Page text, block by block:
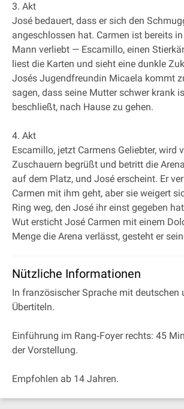
3. Akt
José bedauert, dass er sich den
angeschlossen hat. Carmen ist bereits
Mann verliebt — Escamillo, einen
liest die Karten und sieht eine dunkle
Josés Jugendfreundin Micaela kommt
sagen, dass seine Mutter schwer krank
beschließt, nach Hause zu gehen.
4. Akt
Escamillo, jetzt Carmens Geliebter, wird
Zuschauern begrüßt und betritt die
auf dem Platz, und José erscheint. Er
Carmen mit ihm geht, aber sie weigert
Ring weg, den José ihr einst gegeben
Wut ersticht José Carmen mit einem
Menge die Arena verlässt, gesteht er
Nützliche Informationen
In französischer Sprache mit deutschen
Übertiteln.
Einführung im Rang‐Foyer rechts: 45
der Vorstellung.
Empfohlen ab 14 Jahren.